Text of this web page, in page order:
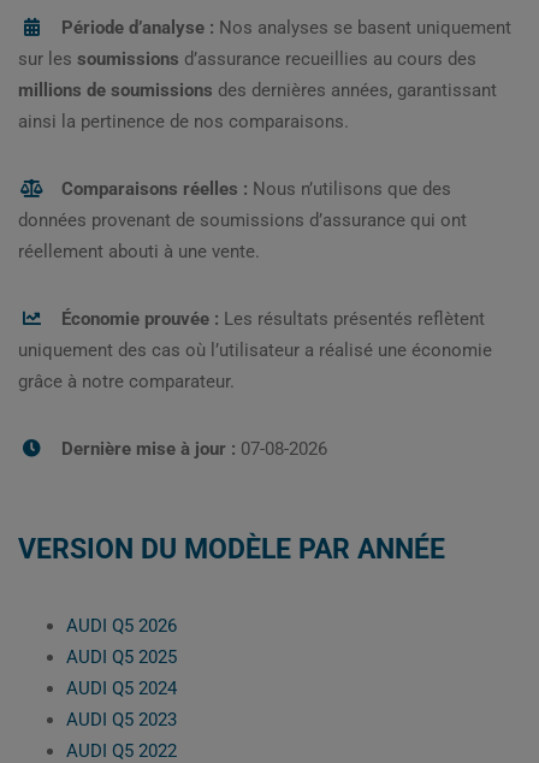
Période d’analyse : Nos analyses se basent uniquement
sur les soumissions d’assurance recueillies au cours des
millions de soumissions des dernières années, garantissant
ainsi la pertinence de nos comparaisons.
Comparaisons réelles : Nous n’utilisons que des
données provenant de soumissions d’assurance qui ont
réellement abouti à une vente.
Économie prouvée : Les résultats présentés reflètent
uniquement des cas où l’utilisateur a réalisé une économie
grâce à notre comparateur.
Dernière mise à jour : 07-08-2026
VERSION DU MODÈLE PAR ANNÉE
AUDI Q5 2026
AUDI Q5 2025
AUDI Q5 2024
AUDI Q5 2023
AUDI Q5 2022